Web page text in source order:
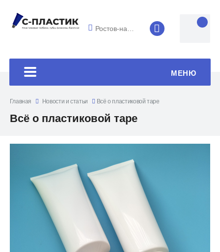
Ростов-на-Дону 8 (4852) 33-
МЕНЮ
Главная Новости и статьи Всё о пластиковой таре
Всё о пластиковой таре